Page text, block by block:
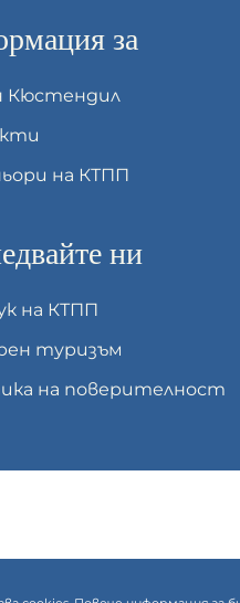
за
Кюстендил
на КТПП
ни
на КТПП
туризъм
на поверителност